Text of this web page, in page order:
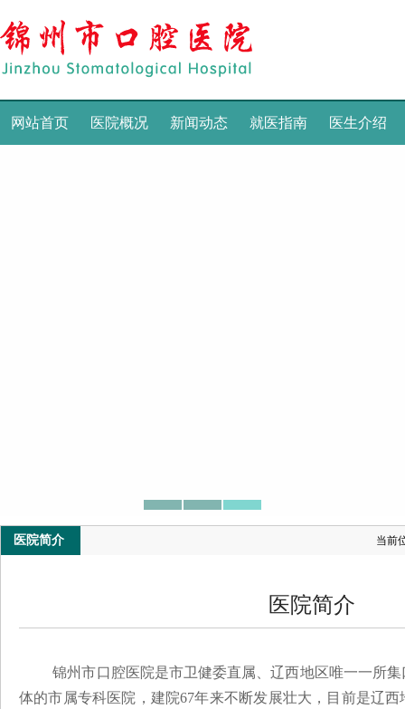
网站首页 医院概况 新闻动态 就医指南 医生介绍
医院简介 当前
医院简介
锦州市口腔医院是市卫健委直属、辽西地区唯一一所
体的市属专科医院，建院67年来不断发展壮大，目前是辽